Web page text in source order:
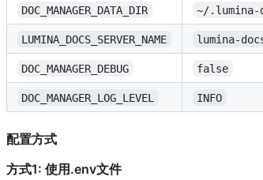
DOC_MANAGER_DATA_DIR ~/.lumina-
LUMINA_DOCS_SERVER_NAME lumina-
DOC_MANAGER_DEBUG false
DOC_MANAGER_LOG_LEVEL INFO
配置方式
方式1: 使用.env文件